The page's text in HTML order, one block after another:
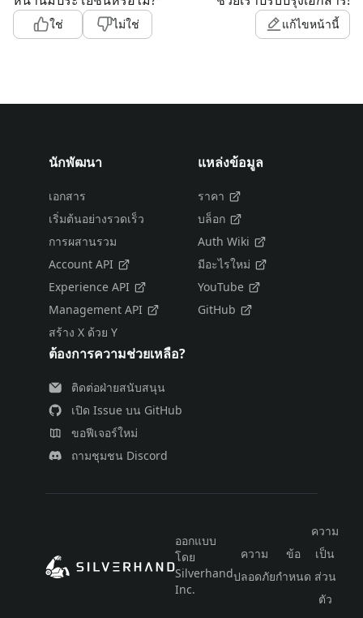
ใช่ ไม่ใช่ แก้ไขหน้านี้
นักพัฒนา
เอกสาร
เริ่มต้นอย่างรวดเร็ว
การผสานรวม
Account API
Experience API
Management API
สร้าง X ด้วย Y
แหล่งข้อมูล
ราคา
บล็อก
Auth Wiki
มีอะไรใหม่
YouTube
GitHub
ต้องการความช่วยเหลือ?
ติดต่อฝ่ายสนับสนุน
เปิด Issue บน GitHub
ขอฟีเจอร์ใหม่
ถามชุมชน Discord
ออกแบบ
โดย
Silverhand
Inc.
ความ
ปลอดภัย
ข้อ
กำหนด
ความ
เป็น
ส่วน
ตัว